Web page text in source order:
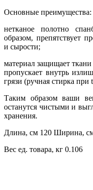
Основные преимущества:
нетканое полотно
образом, препятствует
и сырости;
материал защищает
пропускает внутрь
грязи (ручная стирка
Таким образом ваши
останутся чистыми и
хранения.
Длина, см 120 Ширина,
Вес ед. товара, кг 0.106